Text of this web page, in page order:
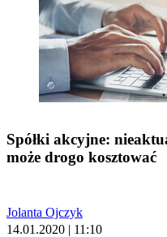
Spółki akcyjne:
może drogo kosztować
Jolanta Ojczyk
14.01.2020 | 11:10